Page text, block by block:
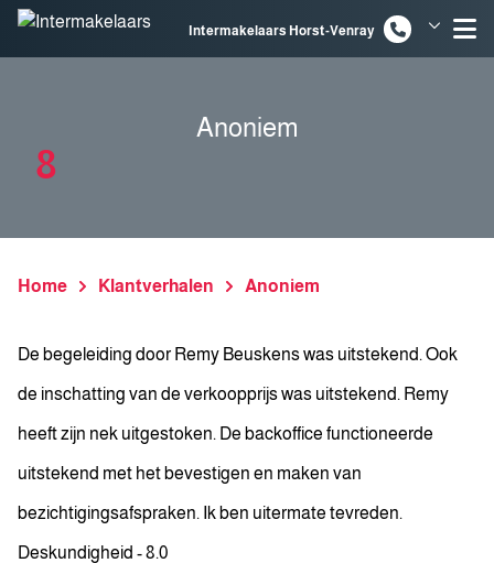
Spring naar inhoud
Intermakelaars Horst-Venray
Anoniem
8
Home Klantverhalen Anoniem
De begeleiding door Remy Beuskens was uitstekend. Ook
de inschatting van de verkoopprijs was uitstekend. Remy
heeft zijn nek uitgestoken. De backoffice functioneerde
uitstekend met het bevestigen en maken van
bezichtigingsafspraken. Ik ben uitermate tevreden.
Deskundigheid - 8.0